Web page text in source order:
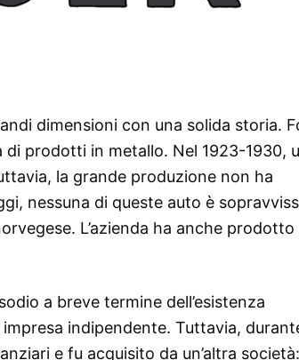
dimensioni con una solida storia.
prodotti in metallo. Nel 1923-1930,
la grande produzione non ha
nessuna di queste auto è
L’azienda ha anche prodotto
a breve termine dell’esistenza
impresa indipendente. Tuttavia,
e fu acquisito da un’altra società: